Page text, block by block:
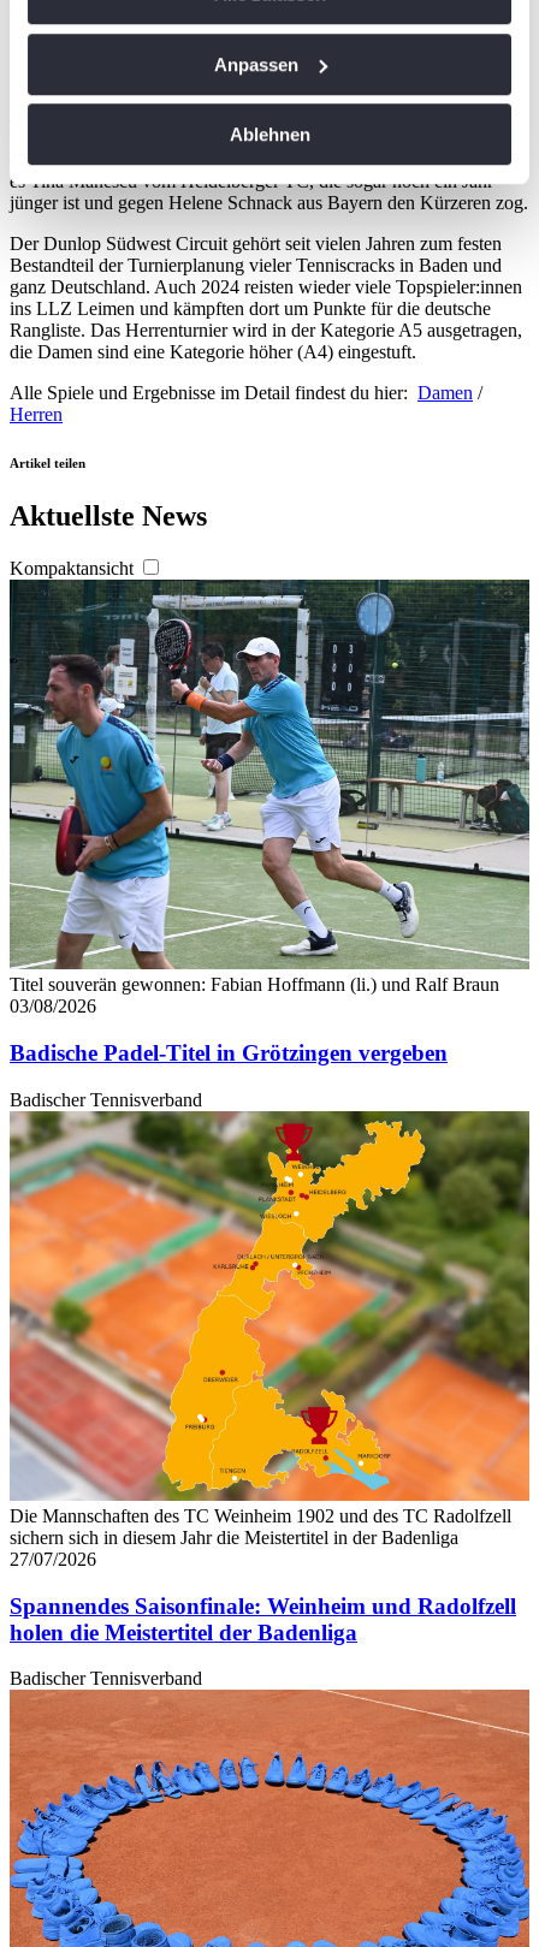
Wenn Sie es erlauben, würden wir auch gerne:
bestimmten Merkmalen (Fingerprinting) identifizieren
Erfahren Sie mehr darüber, wie Ihre persönlichen Daten
verarbeitet werden, und legen Sie Ihre Präferenzen im
Abschnitt Einzelheitenfest.
Wir verwenden Cookies, um Inhalte und Anzeigen zu
zu können und die Zugriffe auf unsere Website zu
Verwendung unserer Website an unsere Partner für
Partner führen diese Informationen möglicherweise mit
haben oder die sie im Rahmen Ihrer Nutzung der Dienste
gesammelt haben. DieCookie-Einstellungenkönnen
jederzeit über den Link im Footer aufgerufen und
angepasst werden.
Anpassen
Ablehnen
Badische Toptalente mit Achtungserfolgen
Aus badischer Sicht sorgten bei den Damen vor allem zwei
Schönberg scheiterte als 14-Jährige erst im Viertelfinale an der
erfahrenen Steffi Bachhofer. Ebenfalls unter die letzten acht schaffte
es Tina Manescu vom Heidelberger TC, die sogar noch ein Jahr
jünger ist und gegen Helene Schnack aus Bayern den Kürzeren zog.
Der Dunlop Südwest Circuit gehört seit vielen Jahren zum festen
Bestandteil der Turnierplanung vieler Tenniscracks in Baden und
ganz Deutschland. Auch 2024 reisten wieder viele Topspieler:innen
ins LLZ Leimen und kämpften dort um Punkte für die deutsche
Rangliste. Das Herrenturnier wird in der Kategorie A5 ausgetragen,
die Damen sind eine Kategorie höher (A4) eingestuft.
Alle Spiele und Ergebnisse im Detail findest du hier: Damen /
Herren
Artikel teilen
Aktuellste News
Kompaktansicht
Titel souverän gewonnen: Fabian Hoffmann (li.) und Ralf Braun
03/08/2026
Badische Padel-Titel in Grötzingen vergeben
Badischer Tennisverband
Die Mannschaften des TC Weinheim 1902 und des TC Radolfzell
sichern sich in diesem Jahr die Meistertitel in der Badenliga
27/07/2026
Spannendes Saisonfinale: Weinheim und Radolfzell
holen die Meistertitel der Badenliga
Badischer Tennisverband